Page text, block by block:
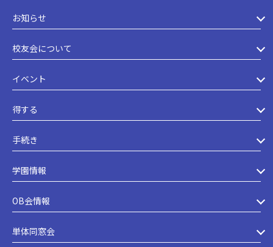
お知らせ
校友会について
イベント
得する
手続き
学園情報
OB会情報
単体同窓会